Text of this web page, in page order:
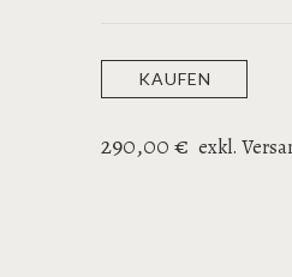
KAUFEN
290,00 € exkl.